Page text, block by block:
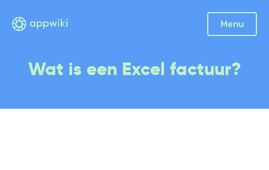
Menu
Sluiten
Facturatie
Wat is een Excel factuur?